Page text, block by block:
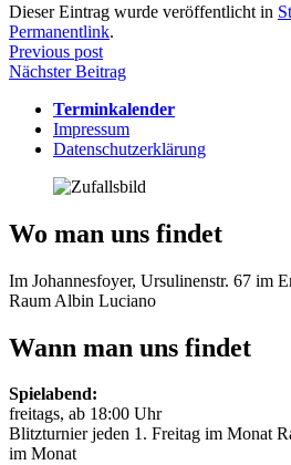
Dieser Eintrag wurde veröffentlicht in
Permanentlink.
Beitragsnavigation
Previous post
Nächster Beitrag
Terminkalender
Impressum
Datenschutzerklärung
Wo man uns findet
Im Johannesfoyer, Ursulinenstr. 67 im
Raum Albin Luciano
Wann man uns findet
Spielabend:
freitags, ab 18:00 Uhr
Blitzturnier jeden 1. Freitag im Monat
im Monat